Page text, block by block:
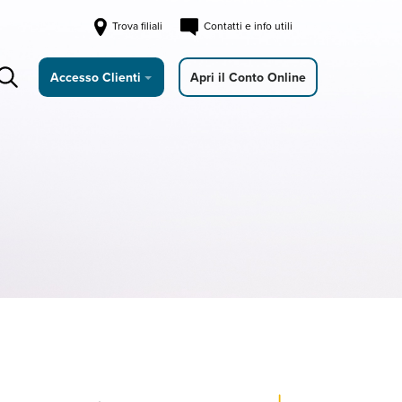
Trova filiali Contatti e info utili
Accesso Clienti Apri il Conto Online